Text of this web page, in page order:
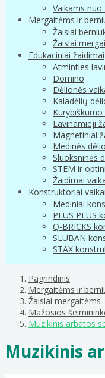
Vaikams
Mergaitėms ir
Žaislai
Žaislai
Edukaciniai žaidimai
Atminties
Domino
Dėlionės
Kaladėlių
Lavinamieji
Magnetiniai
Medinės
Sluoksninės
STEM ir
Žaidimai
Konstruktoriai
Mediniai
PLUS PLUS
Q-BRICKS
SLUBAN
STAX
Pagrindinis
Mergaitėms ir
Žaislai mergaitėms
Mažosios
Muzikinis arbatos
Muzikinis